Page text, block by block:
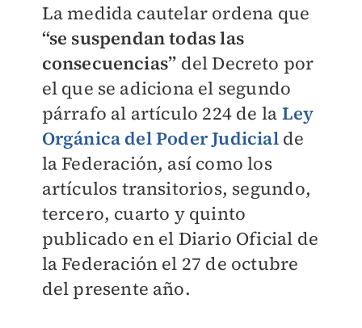
La medida cautelar ordena que
“se suspendan todas las
consecuencias” del Decreto por
el que se adiciona el segundo
párrafo al artículo 224 de la Ley
Orgánica del Poder Judicialde
la Federación, así como los
artículos transitorios, segundo,
tercero, cuarto y quinto
publicado en el Diario Oficial de
la Federación el 27 de octubre
del presente año.